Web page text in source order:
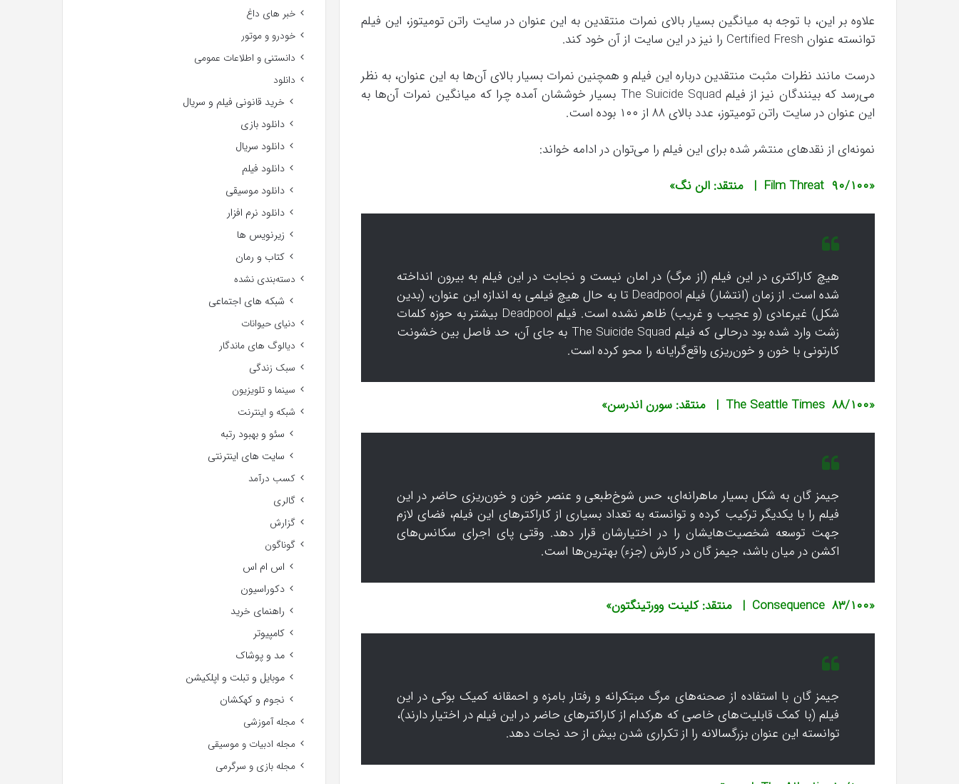
علاوه بر این، با توجه به میانگین بسیار بالای نمرات منتقدین به این عنوان در سایت راتن تومیتوز، این فیلم
توانسته عنوان Certified Fresh را نیز در این سایت از آن خود کند.
درست مانند نظرات مثبت منتقدین درباره این فیلم و همچنین نمرات بسیار بالای آن‌ها به این عنوان، به نظر
می‌رسد که بینندگان نیز از فیلم The Suicide Squad بسیار خوششان آمده چرا که میانگین نمرات آن‌ها به
این عنوان در سایت راتن تومیتوز، عدد بالای ۸۸ از ۱۰۰ بوده است.
نمونه‌ای از نقد‌های منتشر شده برای این فیلم را می‌توان در ادامه خواند:
«۹۰/۱۰۰ Film Threat | منتقد: الن نگ»
هیچ کاراکتری در این فیلم (از مرگ) در امان نیست و نجابت در این فیلم به بیرون انداخته
شده است. از زمان (انتشار) فیلم Deadpool تا به حال هیچ فیلمی به اندازه این عنوان، (بدین
شکل) غیرعادی (و عجیب و غریب) ظاهر نشده است. فیلم Deadpool بیشتر به حوزه کلمات
زشت وارد شده بود درحالی که فیلم The Suicide Squad به جای آن، حد فاصل بین خشونت
کارتونی با خون و خون‌ریزی واقع‌گرایانه را محو کرده است.
«۸۸/۱۰۰ The Seattle Times | منتقد: سورن اندرسن»
جیمز گان به شکل بسیار ماهرانه‌ای، حس شوخ‌طبعی و عنصر خون و خون‌ریزی حاضر در این
فیلم را با یکدیگر ترکیب کرده و توانسته به تعداد بسیاری از کاراکترهای این فیلم، فضای لازم
جهت توسعه‌ شخصیت‌‌هایشان را در اختیارشان قرار دهد. وقتی پای اجرای سکانس‌های
اکشن در میان باشد، جیمز گان در کارش (جزء) بهترین‌ها است.
«۸۳/۱۰۰ Consequence | منتقد: کلینت وورتینگتون»
جیمز گان با استفاده از صحنه‌های مرگ مبتکرانه و رفتار بامزه و احمقانه کمیک بوکی در این
فیلم (با کمک قابلیت‌های خاصی که هرکدام از کاراکترهای حاضر در این فیلم در اختیار دارند)،
توانسته این عنوان بزرگسالانه را از تکراری شدن بیش از حد نجات دهد.
خبر های داغ
خودرو و موتور
دانستنی و اطلاعات عمومی
دانلود
خرید قانونی فیلم و سریال
دانلود بازی
دانلود سریال
دانلود فیلم
دانلود موسیقی
دانلود نرم افزار
زیرنویس ها
کتاب و رمان
دسته‌بندی نشده
شبکه های اجتماعی
دنیای حیوانات
دیالوگ های ماندگار
سبک زندگی
سینما و تلویزیون
شبکه و اینترنت
سئو و بهبود رتبه
سایت های اینترنتی
کسب درآمد
گالری
گزارش
گوناگون
اس ام اس
دکوراسیون
راهنمای خرید
کامپیوتر
مد و پوشاک
موبایل و تبلت و اپلکیشن
نجوم و کهکشان
مجله آموزشی
مجله ادبیات و موسیقی
مجله بازی و سرگرمی